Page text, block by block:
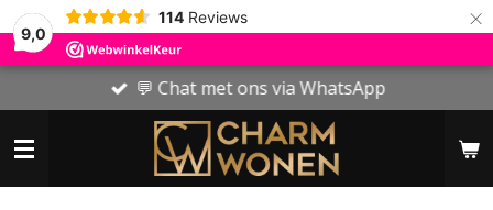
9,0
114 Reviews ×
💬 Chat met ons via WhatsApp